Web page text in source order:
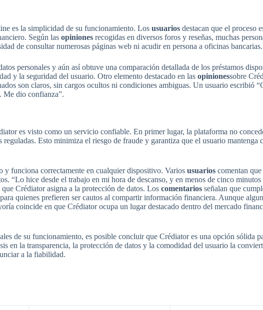
es la simplicidad de su funcionamiento. Los usuarios destacan que el proceso
Según las opiniones recogidas en diversos foros y reseñas, muchas
de consultar numerosas páginas web ni acudir en persona a oficinas bancarias.
personales y aún así obtuve una comparación detallada de los préstamos
y la seguridad del usuario. Otro elemento destacado en las opinionessobre
son claros, sin cargos ocultos ni condiciones ambiguas. Un usuario escribió
Me dio confianza”.
es visto como un servicio confiable. En primer lugar, la plataforma no
Esto minimiza el riesgo de fraude y garantiza que el usuario mantenga
y funciona correctamente en cualquier dispositivo. Varios usuarios comentan
“Lo hice desde el trabajo en mi hora de descanso, y en menos de cinco minutos
Crédiator asigna a la protección de datos. Los comentarios señalan que
quienes prefieren ser cautos al compartir información financiera. Aunque
coincide en que Crédiator ocupa un lugar destacado dentro del mercado
de su funcionamiento, es posible concluir que Crédiator es una opción sólida
en la transparencia, la protección de datos y la comodidad del usuario la
a la fiabilidad.